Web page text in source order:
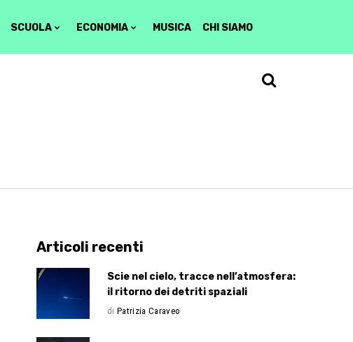
SCUOLA ECONOMIA MUSICA CHI SIAMO
Articoli recenti
Scie nel cielo, tracce nell’atmosfera:
il ritorno dei detriti spaziali
di Patrizia Caraveo